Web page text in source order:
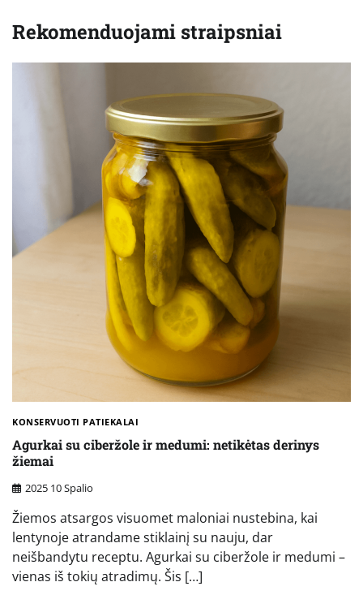
Rekomenduojami straipsniai
KONSERVUOTI PATIEKALAI
Agurkai su ciberžole ir medumi: netikėtas derinys
žiemai
2025 10 Spalio
Žiemos atsargos visuomet maloniai nustebina, kai
lentynoje atrandame stiklainį su nauju, dar
neišbandytu receptu. Agurkai su ciberžole ir medumi –
vienas iš tokių atradimų. Šis […]